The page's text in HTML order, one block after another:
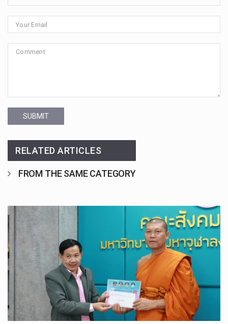
SUBMIT
RELATED ARTICLES
FROM THE SAME CATEGORY